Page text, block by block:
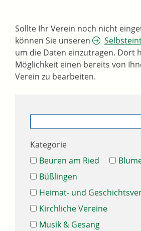
Sollte Ihr Verein noch nicht
können Sie unseren
um die Daten einzutragen. Dort
Möglichkeit einen bereits von
Verein zu bearbeiten.
Kategorie
Beuren am Ried
Büßlingen
Heimat- und
Kirchliche Vereine
Musik & Gesang